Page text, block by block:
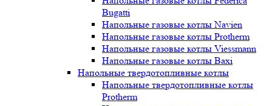
Bugatti
Напольные газовые котлы Navien
Напольные газовые котлы Protherm
Напольные газовые котлы Viessmann
Напольные газовые котлы Baxi
Напольные твердотопливные котлы
Напольные твердотопливные котлы
Protherm